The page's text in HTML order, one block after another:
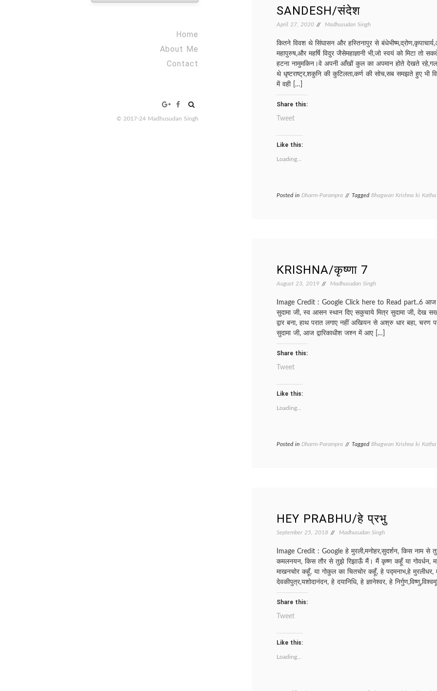
Home
About Me
Contact
Search
© 2017-24 Madhusudan Singh
SANDESH/संदेश
April 27, 2020 Madhusudan Singh
कितने विवश थे सिंघासन और हस्तिनापुर से
महापुरुष,और महर्षि विदुर जैसेमहाज्ञानी भी,जो स्वयं को मिटा
हटना नामुमकिन।वे अपनी आँखों कुल का अपमान होते देखते
थे धृष्टराष्ट्र,शकुनि की कुटिलता,कर्ण की सोच,सब समझते हुए भी
में वही […]
Share this:
Tweet
Like this:
Loading...
Posted in Dharm-Parampra Tagged Bhagwan Krishna ki Katha
KRISHNA/कृष्णा 7
August 23, 2019 Madhusudan Singh
Image Credit : Google Click here to Read part..6 आज
सुदामा जी, स्व आसन स्थान दिए सकुचाये मित्र सुदामा जी, देख
द्वार बना, हाथ परात लगाए नहीं अखियन से अश्रु धार बहा, चरण
सुदामा जी, आज द्वारिकाधीश जश्न में आए […]
Share this:
Tweet
Like this:
Loading...
Posted in Dharm-Parampra Tagged Bhagwan Krishna ki Katha
HEY PRABHU/हे प्रभु
September 25, 2018 Madhusudan Singh
Image Credit : Google हे मुरली,मनोहर,सुदर्शन, किस नाम से
कमलनयन, किस तौर से तुझे रिझाऊँ मैं। मैं कृष्ण कहूँ या गोवर्धन,
माखनचोर कहूँ, या गोकुल का चितचोर कहूँ, हे पद्मनाभ,हे
देवकीपुत्र,यशोदानंदन, हे दयानिधि, हे ज्ञानेश्वर, हे
Share this:
Tweet
Like this:
Loading...